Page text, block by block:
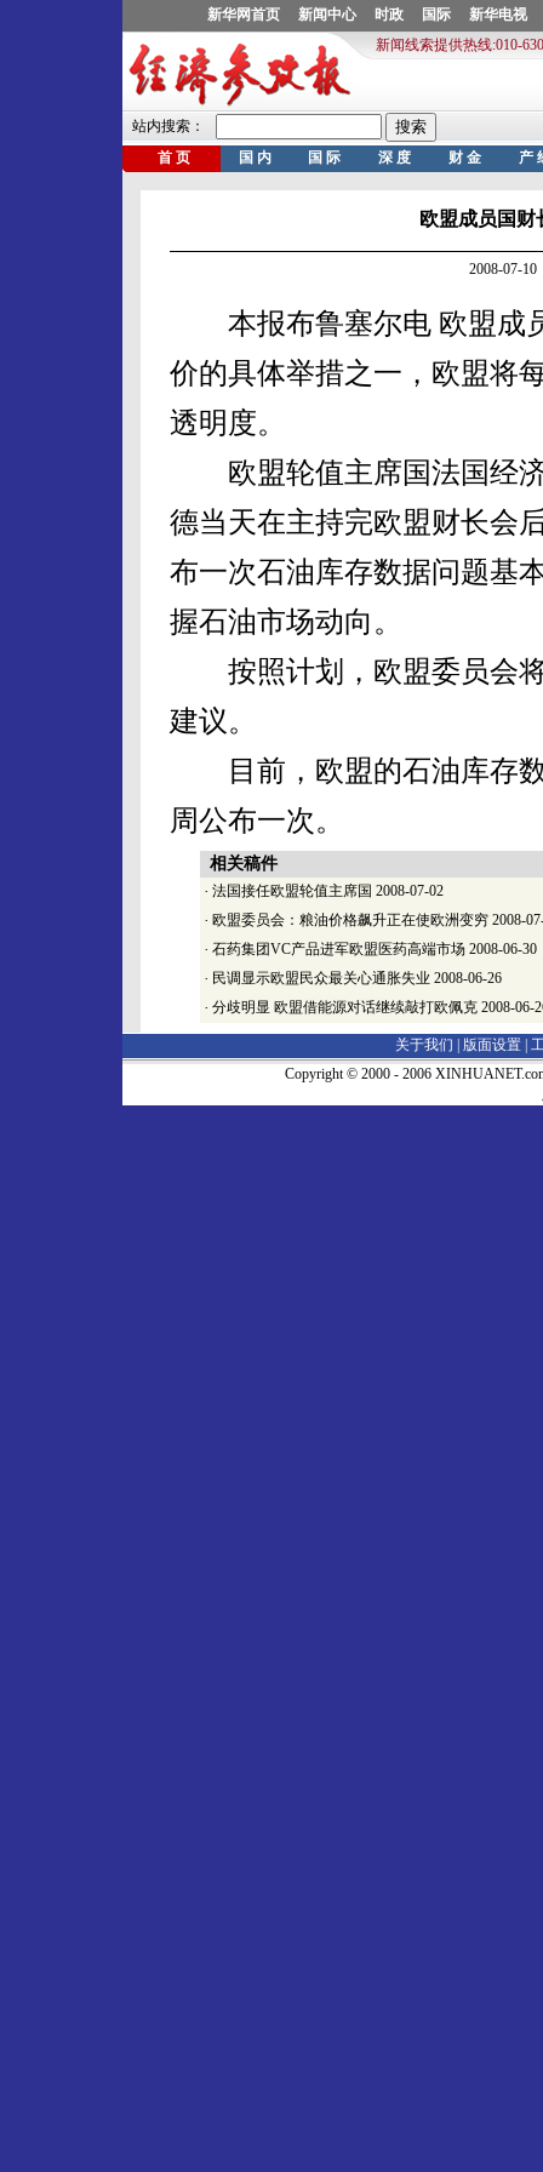
欧盟成员国
2008-07-
本报布鲁塞尔电 欧盟成
价的具体举措之一，欧盟将
透明度。
欧盟轮值主席国法国经济
德当天在主持完欧盟财长会
布一次石油库存数据问题基
握石油市场动向。
按照计划，欧盟委员会将
建议。
目前，欧盟的石油库存数
周公布一次。
相关稿件
· 法国接任欧盟轮值主席国 2008-07-02
· 欧盟委员会：粮油价格飙升正在使欧洲变穷 2008-
· 石药集团VC产品进军欧盟医药高端市场 2008-06-30
· 民调显示欧盟民众最关心通胀失业 2008-06-26
· 分歧明显 欧盟借能源对话继续敲打欧佩克 2008-06-
关于我们 | 版面设置
Copyright © 2000 - 2006